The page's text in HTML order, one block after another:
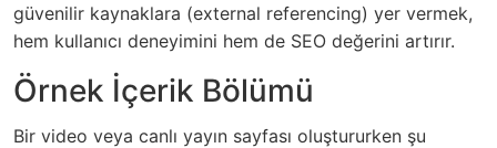
güvenilir kaynaklara (external referencing) yer vermek,
hem kullanıcı deneyimini hem de SEO değerini artırır.
Örnek İçerik Bölümü
Bir video veya canlı yayın sayfası oluştururken şu